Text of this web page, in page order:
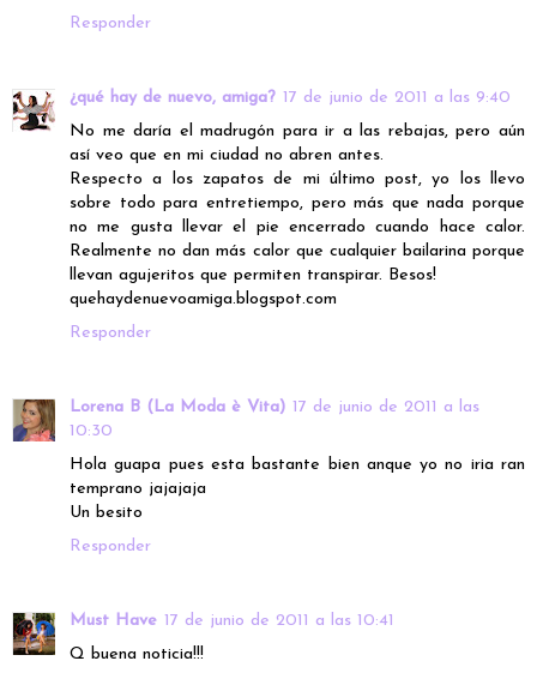
Responder
¿qué hay de nuevo, amiga? 17 de junio de 2011 a las 9:40
No me daría el madrugón para ir a las rebajas, pero aún
así veo que en mi ciudad no abren antes.
Respecto a los zapatos de mi último post, yo los llevo
sobre todo para entretiempo, pero más que nada porque
no me gusta llevar el pie encerrado cuando hace calor.
Realmente no dan más calor que cualquier bailarina porque
llevan agujeritos que permiten transpirar. Besos!
quehaydenuevoamiga.blogspot.com
Responder
Lorena B (La Moda è Vita) 17 de junio de 2011 a las
10:30
Hola guapa pues esta bastante bien anque yo no iria ran
temprano jajajaja
Un besito
Responder
Must Have 17 de junio de 2011 a las 10:41
Q buena noticia!!!